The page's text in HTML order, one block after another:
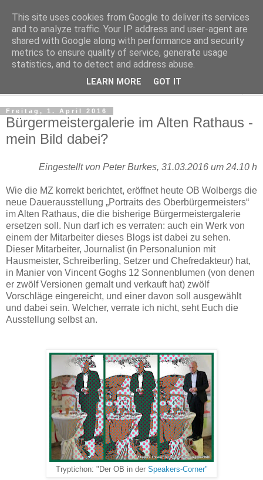
Regensburger Tagebuch
Notizen aus der nördlichsten Stadt Italiens
Freitag, 1. April 2016
Bürgermeistergalerie im Alten Rathaus -
mein Bild dabei?
Eingestellt von Peter Burkes, 31.03.2016 um 24.10 h
Wie die MZ korrekt berichtet, eröffnet heute OB Wolbergs die
neue Dauerausstellung „Portraits des Oberbürgermeisters“
im Alten Rathaus, die die bisherige Bürgermeistergalerie
ersetzen soll. Nun darf ich es verraten: auch ein Werk von
einem der Mitarbeiter dieses Blogs ist dabei zu sehen.
Dieser Mitarbeiter, Journalist (in Personalunion mit
Hausmeister, Schreiberling, Setzer und Chefredakteur) hat,
in Manier von Vincent Goghs 12 Sonnenblumen (von denen
er zwölf Versionen gemalt und verkauft hat) zwölf
Vorschläge eingereicht, und einer davon soll ausgewählt
und dabei sein. Welcher, verrate ich nicht, seht Euch die
Ausstellung selbst an.
Tryptichon: "Der OB in der Speakers-Corner"
This site uses cookies from Google to deliver its services
and to analyze traffic. Your IP address and user-agent are
shared with Google along with performance and security
metrics to ensure quality of service, generate usage
statistics, and to detect and address abuse.
LEARN MORE GOT IT